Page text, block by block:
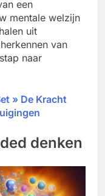
een
mentale welzijn
halen uit
van
naar
» De Kracht
denken